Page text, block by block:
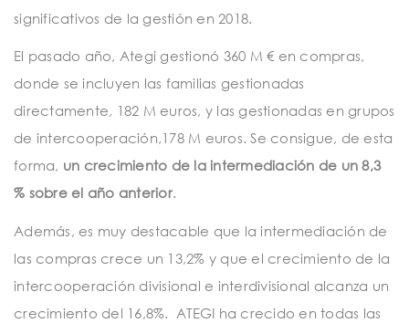
significativos de la gestión en 2018.
El pasado año, Ategi gestionó 360 M € en compras,
donde se incluyen las familias gestionadas
directamente, 182 M euros, y las gestionadas en grupos
de intercooperación,178 M euros. Se consigue, de esta
forma, un crecimiento de la intermediación de un 8,3
% sobre el año anterior.
Además, es muy destacable que la intermediación de
las compras crece un 13,2% y que el crecimiento de la
intercooperación divisional e interdivisional alcanza un
crecimiento del 16,8%. ATEGI ha crecido en todas las